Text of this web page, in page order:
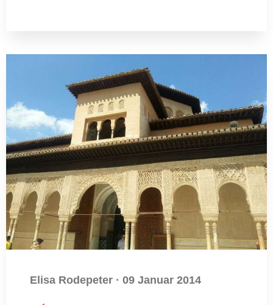
Elisa Rodepeter · 09 Januar 2014